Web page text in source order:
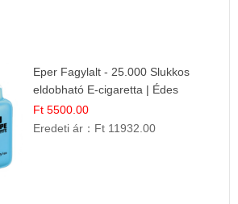
Eper Fagylalt - 25.000 Slukkos
eldobható E-cigaretta | Édes
Desszert Íz
Ft 5500.00
Eredeti ár： Ft 11932.00